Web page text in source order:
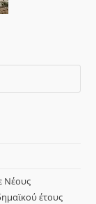
Νέους
έτους